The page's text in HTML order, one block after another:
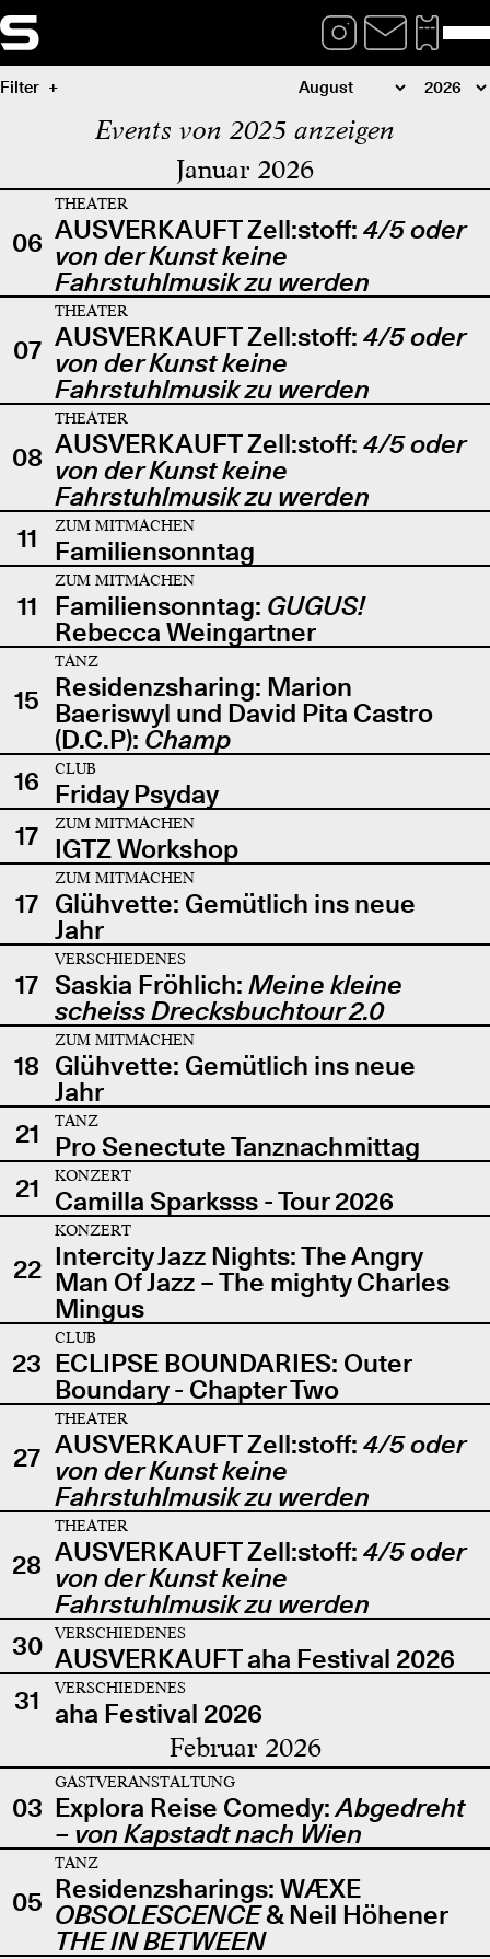
Filter
Events von 2025 anzeigen
Januar 2026
06
THEATER
AUSVERKAUFT Zell:stoff: 4/5 oder
von der Kunst keine
Fahrstuhlmusik zu werden
07
THEATER
AUSVERKAUFT Zell:stoff: 4/5 oder
von der Kunst keine
Fahrstuhlmusik zu werden
08
THEATER
AUSVERKAUFT Zell:stoff: 4/5 oder
von der Kunst keine
Fahrstuhlmusik zu werden
11
ZUM MITMACHEN
Familiensonntag
11
ZUM MITMACHEN
Familiensonntag: GUGUS!
Rebecca Weingartner
15
TANZ
Residenzsharing: Marion
Baeriswyl und David Pita Castro
(D.C.P): Champ
16
CLUB
Friday Psyday
17
ZUM MITMACHEN
IGTZ Workshop
17
ZUM MITMACHEN
Glühvette: Gemütlich ins neue
Jahr
17
VERSCHIEDENES
Saskia Fröhlich: Meine kleine
scheiss Drecksbuchtour 2.0
18
ZUM MITMACHEN
Glühvette: Gemütlich ins neue
Jahr
21
TANZ
Pro Senectute Tanznachmittag
21
KONZERT
Camilla Sparksss - Tour 2026
22
KONZERT
Intercity Jazz Nights: The Angry
Man Of Jazz – The mighty Charles
Mingus
23
CLUB
ECLIPSE BOUNDARIES: Outer
Boundary - Chapter Two
27
THEATER
AUSVERKAUFT Zell:stoff: 4/5 oder
von der Kunst keine
Fahrstuhlmusik zu werden
28
THEATER
AUSVERKAUFT Zell:stoff: 4/5 oder
von der Kunst keine
Fahrstuhlmusik zu werden
30
VERSCHIEDENES
AUSVERKAUFT aha Festival 2026
31
VERSCHIEDENES
aha Festival 2026
Februar 2026
03
GASTVERANSTALTUNG
Explora Reise Comedy:Abgedreht
– von Kapstadt nach Wien
05
TANZ
Residenzsharings: WÆXE
OBSOLESCENCE& Neil Höhener
THE IN BETWEEN